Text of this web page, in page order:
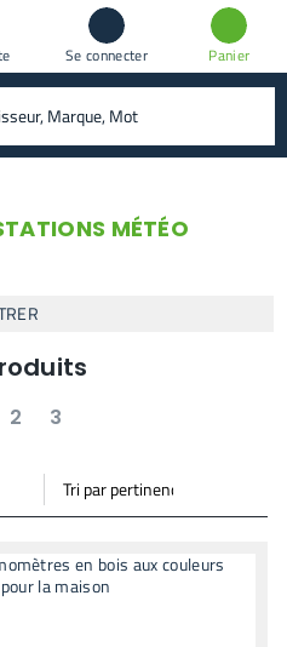
Se connecter Panier
MÉTÉO
2 3
Trier
par